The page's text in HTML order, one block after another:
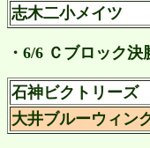
志木二小メイツ
・6/6 Ｃブロック決
石神ビクトリーズ
大井ブルーウィン